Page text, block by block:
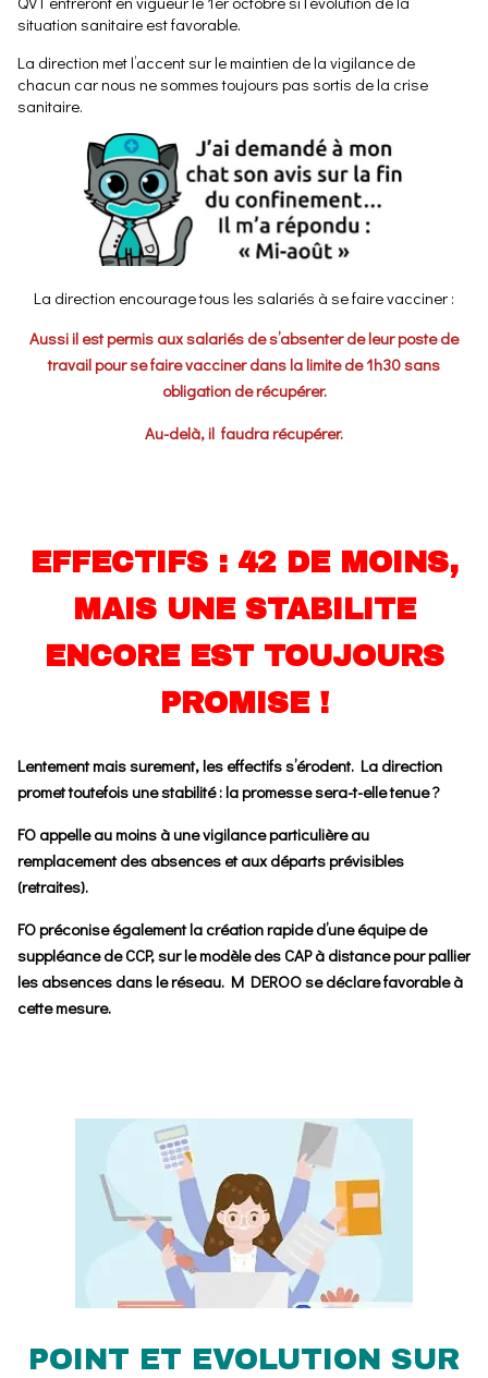
situation sanitaire est favorable.
La direction met l’accent sur le maintien de la vigilance de
chacun car nous ne sommes toujours pas sortis de la crise
sanitaire.
La direction encourage tous les salariés à se faire vacciner :
Aussi il est permis aux salariés de s’absenter de leur poste de
travail pour se faire vacciner dans la limite de 1h30 sans
obligation de récupérer.
Au-delà, il faudra récupérer.
EFFECTIFS : 42 DE MOINS,
MAIS UNE STABILITE
ENCORE EST TOUJOURS
PROMISE !
Lentement mais surement, les effectifs s’érodent. La direction
promet toutefois une stabilité : la promesse sera-t-elle tenue ?
FO appelle au moins à une vigilance particulière au
remplacement des absences et aux départs prévisibles
(retraites).
FO préconise également la création rapide d’une équipe de
suppléance de CCP, sur le modèle des CAP à distance pour pallier
les absences dans le réseau. M DEROO se déclare favorable à
cette mesure.
POINT ET EVOLUTION SUR